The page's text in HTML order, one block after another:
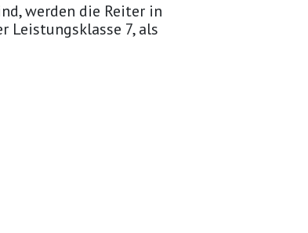
werden die Reiter in
Leistungsklasse 7, als